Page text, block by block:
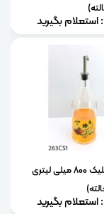
بگیرید
روغن ریز اکریلیک 800 میلی لیتری
بگیرید